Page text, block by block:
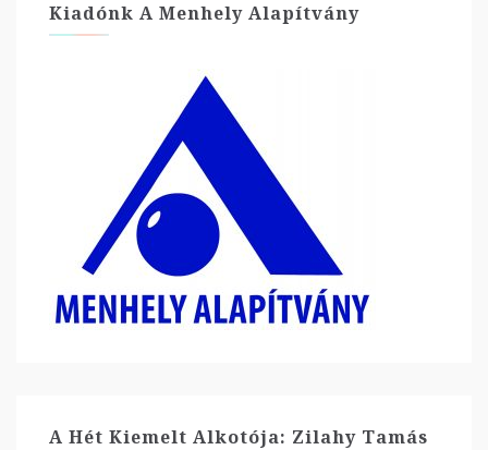
Kiadónk A Menhely Alapítvány
A Hét Kiemelt Alkotója: Zilahy Tamás